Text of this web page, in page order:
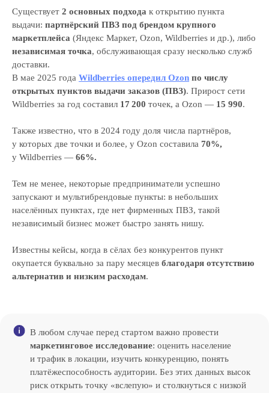
Существует 2 основных подхода к открытию пункта
выдачи: партнёрский ПВЗ под брендом крупного
маркетплейса (Яндекс Маркет, Ozon, Wildberries и др.), либо
независимая точка, обслуживающая сразу несколько служб
доставки.
В мае 2025 года Wildberries опередил Ozon по числу
открытых пунктов выдачи заказов (ПВЗ). Прирост сети
Wildberries за год составил 17 200 точек, а Ozon — 15 990.
Также известно, что в 2024 году доля числа партнёров,
у которых две точки и более, у Ozon составила 70%,
у Wildberries — 66%.
Тем не менее, некоторые предприниматели успешно
запускают и мультибрендовые пункты: в небольших
населённых пунктах, где нет фирменных ПВЗ, такой
независимый бизнес может быстро занять нишу.
Известны кейсы, когда в сёлах без конкурентов пункт
окупается буквально за пару месяцев благодаря отсутствию
альтернатив и низким расходам.
В любом случае перед стартом важно провести
маркетинговое исследование: оценить население
и трафик в локации, изучить конкуренцию, понять
платёжеспособность аудитории. Без этих данных высок
риск открыть точку «вслепую» и столкнуться с низкой